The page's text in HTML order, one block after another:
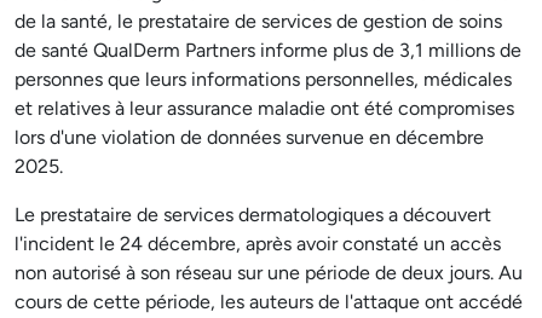
de la santé, le prestataire de services de gestion de soins
de santé QualDerm Partners informe plus de 3,1 millions de
personnes que leurs informations personnelles, médicales
et relatives à leur assurance maladie ont été compromises
lors d'une violation de données survenue en décembre
2025.
Le prestataire de services dermatologiques a découvert
l'incident le 24 décembre, après avoir constaté un accès
non autorisé à son réseau sur une période de deux jours. Au
cours de cette période, les auteurs de l'attaque ont accédé